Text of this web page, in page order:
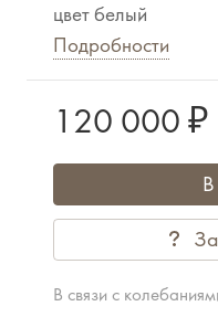
цвет белый
Подробности
120 000 ₽
В связи с